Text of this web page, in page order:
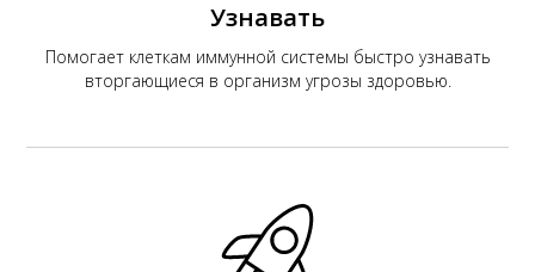
Узнавать
Помогает клеткам иммунной системы быстро узнавать
вторгающиеся в организм угрозы здоровью.